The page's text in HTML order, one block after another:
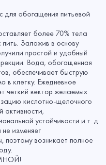
для обогащения питьевой
более 70% тела
Заложив в основу
простой и удобный
Вода, обогащенная
обеспечивает быструю
в клетку. Ежедневное
четкий вектор желаемых
кислотно-щелочного
активности,
устойчивости и т. д.
изменяет
поэтому возникает полное